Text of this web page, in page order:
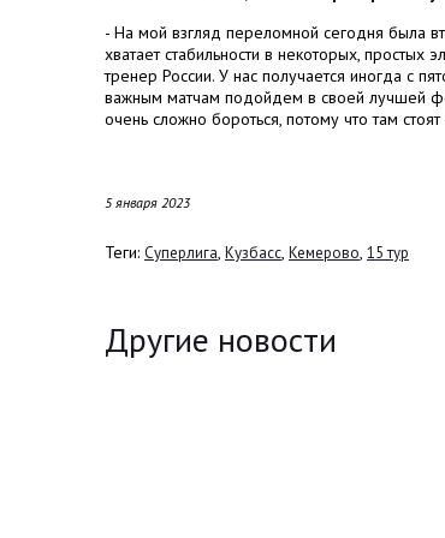
- На мой взгляд переломной сегодня была
хватает стабильности в некоторых,
тренер России. У нас получается иногда с
важным матчам подойдем в своей лучшей
очень сложно бороться, потому что там
5 января 2023
Теги: Суперлига, Кузбасс, Кемерово, 15 тур
Другие новости